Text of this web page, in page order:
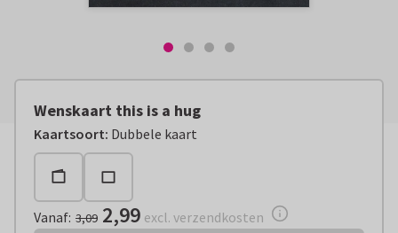
Wenskaart this is a hug
Kaartsoort: Dubbele kaart
Vanaf: € 2,99 excl. verzendkosten
Vanaf: 3,09 2,99 excl. verzendkosten